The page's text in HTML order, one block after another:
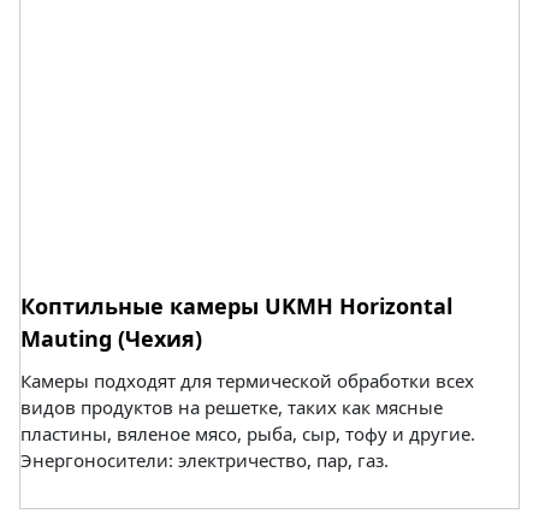
Коптильные камеры UKMH Horizontal
Mauting (Чехия)
Камеры подходят для термической обработки всех
видов продуктов на решетке, таких как мясные
пластины, вяленое мясо, рыба, сыр, тофу и другие.
Энергоносители: электричество, пар, газ.